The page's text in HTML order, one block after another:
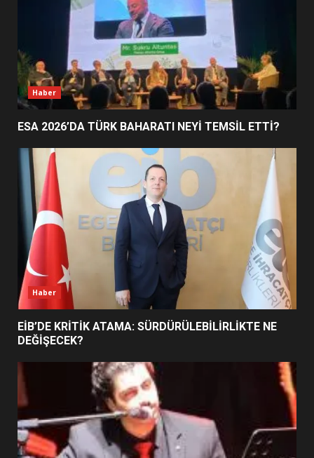
4
EDREMİT’İN GURURU TÜRKİYE
FİNALİNDE NE BAŞARDI?
5
UZATILDI: NE DEĞİŞTİ?
6
BURHANİYE SATRANÇ
TURNUVASI KAYITLARI NEYİ
DEĞİŞTİRİYOR?
BURHANİYE BELEDİYESPOR’DA
YENİ YÖNETİM NASIL
Haber
ESA 2026’DA TÜRK BAHARATI NEYİ TEMSİL ETTİ?
Haber
EİB’DE KRİTİK ATAMA: SÜRDÜRÜLEBİLİRLİKTE NE
DEĞİŞECEK?